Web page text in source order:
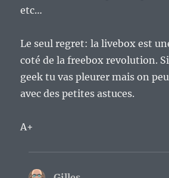
etc…
Le seul regret: la livebox est
coté de la freebox revolution.
geek tu vas pleurer mais on
avec des petites astuces.
A+